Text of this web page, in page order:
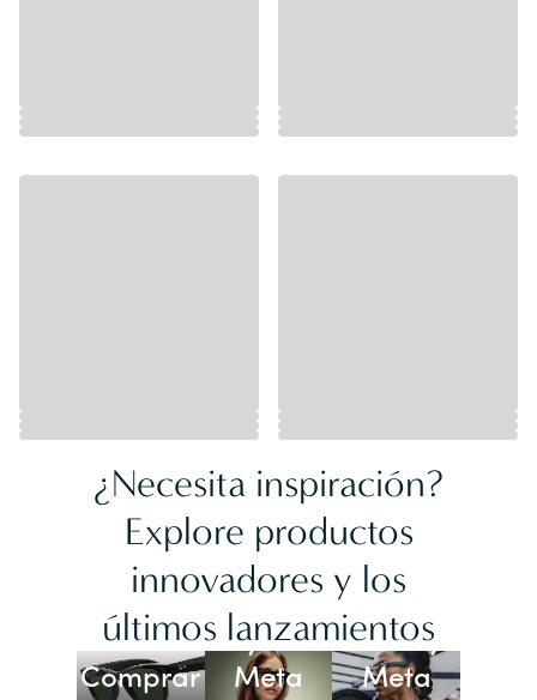
¿Necesita inspiración?
Explore productos
innovadores y los
últimos lanzamientos
Comprar
Ray-Ban
Meta
Lentes
Oakley
Meta